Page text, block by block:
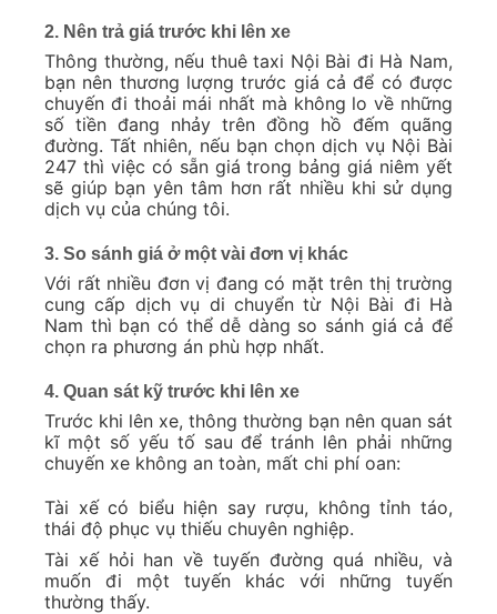
2. Nên trả giá trước khi lên xe
Thông thường, nếu thuê taxi Nội Bài đi Hà Nam,
bạn nên thương lượng trước giá cả để có được
chuyến đi thoải mái nhất mà không lo về những
số tiền đang nhảy trên đồng hồ đếm quãng
đường. Tất nhiên, nếu bạn chọn dịch vụ Nội Bài
247 thì việc có sẵn giá trong bảng giá niêm yết
sẽ giúp bạn yên tâm hơn rất nhiều khi sử dụng
dịch vụ của chúng tôi.
3. So sánh giá ở một vài đơn vị khác
Với rất nhiều đơn vị đang có mặt trên thị trường
cung cấp dịch vụ di chuyển từ Nội Bài đi Hà
Nam thì bạn có thể dễ dàng so sánh giá cả để
chọn ra phương án phù hợp nhất.
4. Quan sát kỹ trước khi lên xe
Trước khi lên xe, thông thường bạn nên quan sát
kĩ một số yếu tố sau để tránh lên phải những
chuyến xe không an toàn, mất chi phí oan:
Tài xế có biểu hiện say rượu, không tỉnh táo,
thái độ phục vụ thiếu chuyên nghiệp.
Tài xế hỏi han về tuyến đường quá nhiều, và
muốn đi một tuyến khác với những tuyến
thường thấy.